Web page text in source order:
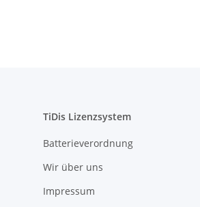
TiDis Lizenzsystem
Batterieverordnung
Wir über uns
Impressum